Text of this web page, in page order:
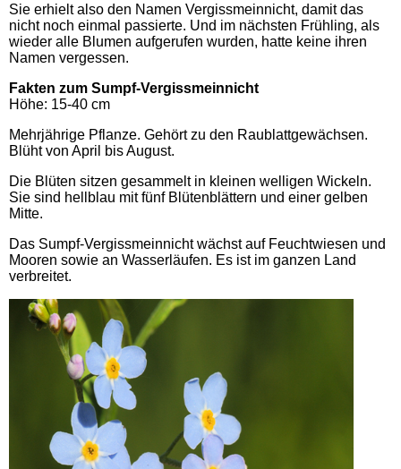
Sie erhielt also den Namen Vergissmeinnicht, damit das
nicht noch einmal passierte. Und im nächsten Frühling, als
wieder alle Blumen aufgerufen wurden, hatte keine ihren
Namen vergessen.
Fakten zum Sumpf-Vergissmeinnicht
Höhe: 15-40 cm
Mehrjährige Pflanze. Gehört zu den Raublattgewächsen.
Blüht von April bis August.
Die Blüten sitzen gesammelt in kleinen welligen Wickeln.
Sie sind hellblau mit fünf Blütenblättern und einer gelben
Mitte.
Das Sumpf-Vergissmeinnicht wächst auf Feuchtwiesen und
Mooren sowie an Wasserläufen. Es ist im ganzen Land
verbreitet.